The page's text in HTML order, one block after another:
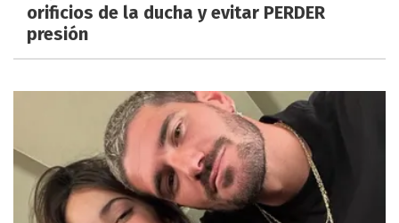
orificios de la ducha y evitar PERDER
presión